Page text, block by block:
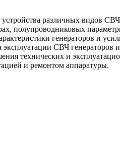
различных видов
полупроводниковых
генераторов и
СВЧ
технических и
и ремонтом аппаратуры.